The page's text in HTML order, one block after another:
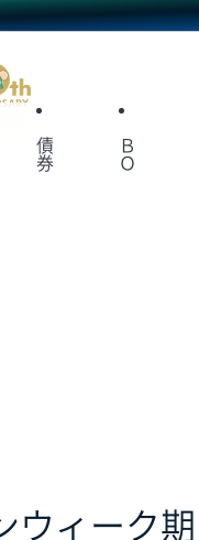
X
債
券
Ｂ
Ｏ
ウィーク